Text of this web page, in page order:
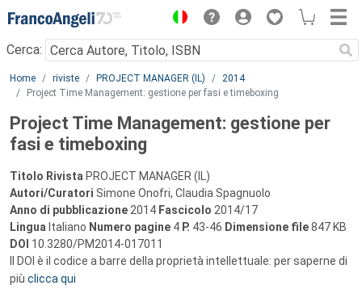
Menu
Cerca:
Main content
Home riviste PROJECT MANAGER (IL)
2014
Project Time Management: gestione per fasi e timeboxing
Project Time Management: gestione per
fasi e timeboxing
Titolo Rivista PROJECT MANAGER (IL)
Autori/Curatori Simone Onofri, Claudia Spagnuolo
Anno di pubblicazione 2014 Fascicolo 2014/17
Lingua Italiano Numero pagine 4 P. 43-46 Dimensione file847 KB
DOI 10.3280/PM2014-017011
Il DOI è il codice a barre della proprietà intellettuale: per saperne di
più clicca qui